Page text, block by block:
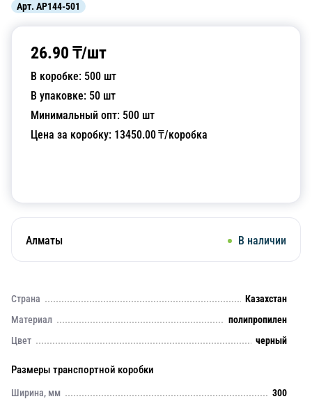
Арт. AP144-501
26.90 ₸/шт
В коробке: 500 шт
В упаковке: 50 шт
Минимальный опт: 500 шт
Цена за коробку: 13450.00₸/коробка
Алматы В наличии
Страна
Казахстан
Материал
полипропилен
Цвет
черный
Размеры транспортной коробки
Ширина, мм
300